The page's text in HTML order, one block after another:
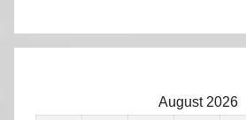
August 2026